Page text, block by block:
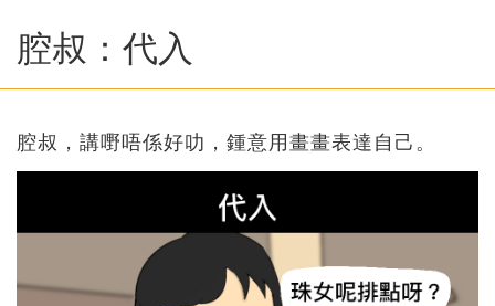
腔叔：代入
腔叔，講嘢唔係好叻，鍾意用畫畫表達自己。